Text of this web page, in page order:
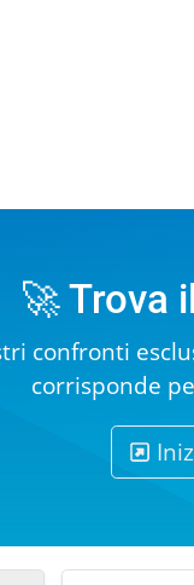
🚀 Trova
confronti
corrisponde